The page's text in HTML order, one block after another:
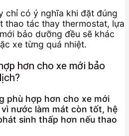
chỉ có ý nghĩa khi đặt đúng
thao tác thay thermostat, lựa
bảo dưỡng đều sẽ khác
xe từng quá nhiệt.
hơn cho xe mới bảo
phù hợp hơn cho xe mới
nước làm mát còn tốt, hệ
sinh thấp hơn nếu thao